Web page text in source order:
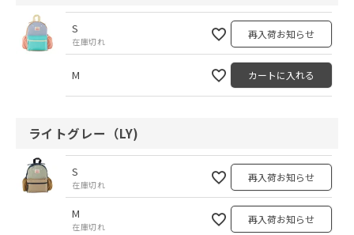
S
在庫切れ
再入荷お知らせ
M カートに入れる
ライトグレー（LY)
S
在庫切れ
再入荷お知らせ
M
在庫切れ
再入荷お知らせ